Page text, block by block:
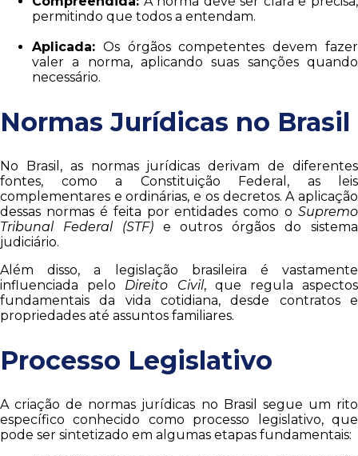
permitindo que todos a entendam.
Aplicada: Os órgãos competentes devem fazer
valer a norma, aplicando suas sanções quando
necessário.
Normas Jurídicas no Brasil
No Brasil, as normas jurídicas derivam de diferentes
fontes, como a Constituição Federal, as leis
complementares e ordinárias, e os decretos. A aplicação
dessas normas é feita por entidades como o Supremo
Tribunal Federal (STF)e outros órgãos do sistema
judiciário.
Além disso, a legislação brasileira é vastamente
influenciada pelo Direito Civil, que regula aspectos
fundamentais da vida cotidiana, desde contratos e
propriedades até assuntos familiares.
Processo Legislativo
A criação de normas jurídicas no Brasil segue um rito
específico conhecido como processo legislativo, que
pode ser sintetizado em algumas etapas fundamentais: